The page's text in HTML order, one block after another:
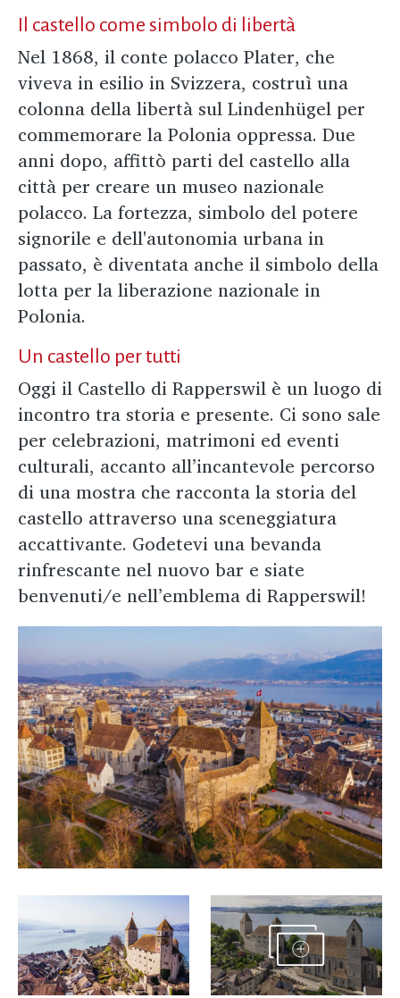
Il castello come simbolo di libertà
Nel 1868, il conte polacco Plater, che
viveva in esilio in Svizzera, costruì una
colonna della libertà sul Lindenhügel per
commemorare la Polonia oppressa. Due
anni dopo, affittò parti del castello alla
città per creare un museo nazionale
polacco. La fortezza, simbolo del potere
signorile e dell'autonomia urbana in
passato, è diventata anche il simbolo della
lotta per la liberazione nazionale in
Polonia.
Un castello per tutti
Oggi il Castello di Rapperswil è un luogo di
incontro tra storia e presente. Ci sono sale
per celebrazioni, matrimoni ed eventi
culturali, accanto all’incantevole percorso
di una mostra che racconta la storia del
castello attraverso una sceneggiatura
accattivante. Godetevi una bevanda
rinfrescante nel nuovo bar e siate
benvenuti/e nell’emblema di Rapperswil!